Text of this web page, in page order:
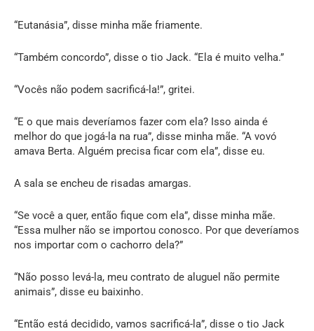
“Eutanásia”, disse minha mãe friamente.
“Também concordo”, disse o tio Jack. “Ela é muito velha.”
“Vocês não podem sacrificá-la!”, gritei.
“E o que mais deveríamos fazer com ela? Isso ainda é
melhor do que jogá-la na rua”, disse minha mãe. “A vovó
amava Berta. Alguém precisa ficar com ela”, disse eu.
A sala se encheu de risadas amargas.
“Se você a quer, então fique com ela”, disse minha mãe.
“Essa mulher não se importou conosco. Por que deveríamos
nos importar com o cachorro dela?”
“Não posso levá-la, meu contrato de aluguel não permite
animais”, disse eu baixinho.
“Então está decidido, vamos sacrificá-la”, disse o tio Jack